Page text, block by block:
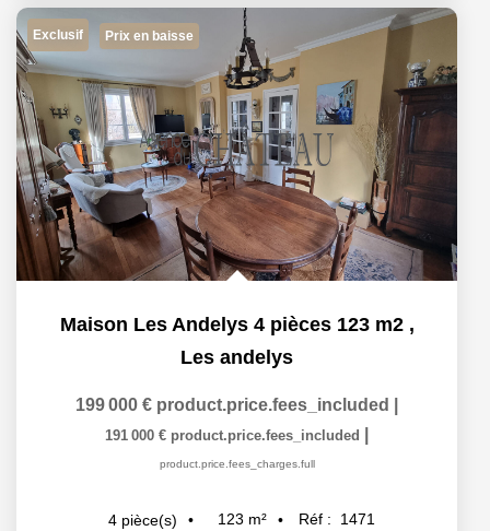
Exclusif Prix en baisse
Maison Les Andelys 4 pièces 123 m2 ,
Les andelys
199 000 € product.price.fees_included
191 000 € product.price.fees_included
product.price.fees_charges.full
4 pièce(s) 123 m² Réf : 1471